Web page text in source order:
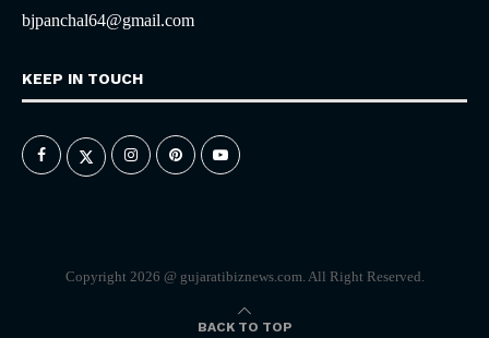
bjpanchal64@gmail.com
KEEP IN TOUCH
Copyright 2026 @ gujaratibiznews.com. All Right Reserved.
BACK TO TOP